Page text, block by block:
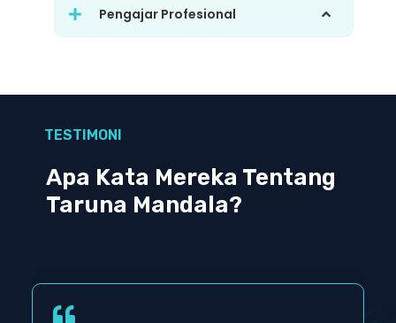
Pengajar Profesional
TESTIMONI
Apa Kata Mereka Tentang
Taruna Mandala?